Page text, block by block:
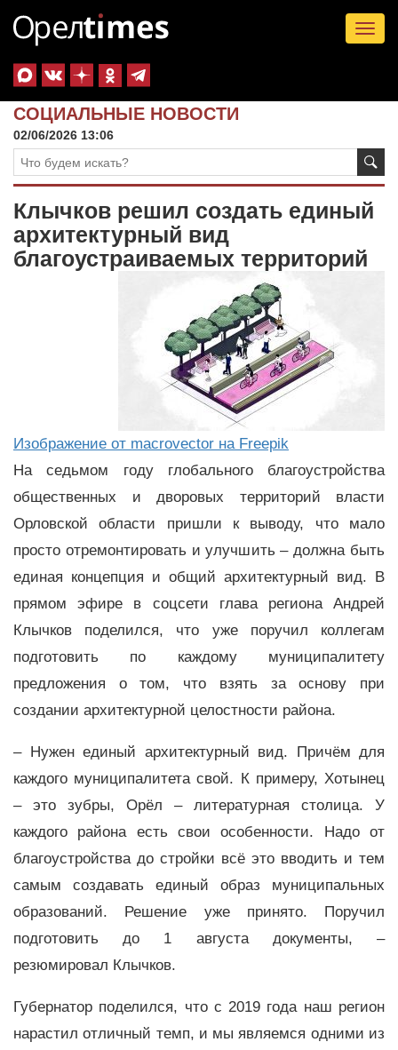
СОЦИАЛЬНЫЕ НОВОСТИ
02/06/2026 13:06
Клычков решил создать единый
архитектурный вид
благоустраиваемых территорий
Изображение от macrovector на Freepik
На седьмом году глобального благоустройства
общественных и дворовых территорий власти
Орловской области пришли к выводу, что мало
просто отремонтировать и улучшить – должна быть
единая концепция и общий архитектурный вид. В
прямом эфире в соцсети глава региона Андрей
Клычков поделился, что уже поручил коллегам
подготовить по каждому муниципалитету
предложения о том, что взять за основу при
создании архитектурной целостности района.
– Нужен единый архитектурный вид. Причём для
каждого муниципалитета свой. К примеру, Хотынец
– это зубры, Орёл – литературная столица. У
каждого района есть свои особенности. Надо от
благоустройства до стройки всё это вводить и тем
самым создавать единый образ муниципальных
образований. Решение уже принято. Поручил
подготовить до 1 августа документы, –
резюмировал Клычков.
Губернатор поделился, что с 2019 года наш регион
нарастил отличный темп, и мы являемся одними из